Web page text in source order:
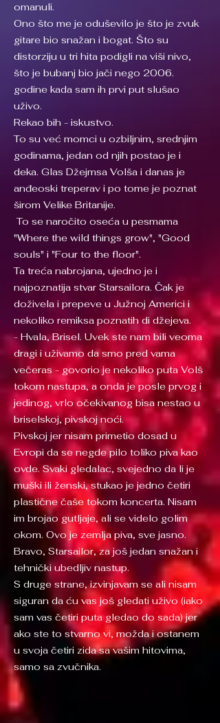
omanuli.
Ono što me je oduševilo je što je zvuk
gitare bio snažan i bogat. Što su
distorziju u tri hita podigli na viši nivo,
što je bubanj bio jači nego 2006.
godine kada sam ih prvi put slušao
uživo.
Rekao bih - iskustvo.
To su već momci u ozbiljnim, srednjim
godinama, jedan od njih postao je i
deka. Glas Džejmsa Volša i danas je
anđeoski treperav i po tome je poznat
širom Velike Britanije.
To se naročito oseća u pesmama
"Where the wild things grow", "Good
souls" i "Four to the floor".
Ta treća nabrojana, ujedno je i
najpoznatija stvar Starsailora. Čak je
doživela i prepeve u Južnoj Americi i
nekoliko remiksa poznatih di džejeva.
- Hvala, Brisel. Uvek ste nam bili veoma
dragi i uživamo da smo pred vama
večeras - govorio je nekoliko puta Volš
tokom nastupa, a onda je posle prvog i
jedinog, vrlo očekivanog bisa nestao u
briselskoj, pivskoj noći.
Pivskoj jer nisam primetio dosad u
Evropi da se negde pilo toliko piva kao
ovde. Svaki gledalac, svejedno da li je
muški ili ženski, stukao je jedno četiri
plastične čaše tokom koncerta. Nisam
im brojao gutljaje, ali se videlo golim
okom. Ovo je zemlja piva, sve jasno.
Bravo, Starsailor, za još jedan snažan i
tehnički ubedljiv nastup.
S druge strane, izvinjavam se ali nisam
siguran da ću vas još gledati uživo (iako
sam vas četiri puta gledao do sada) jer
ako ste to stvarno vi, možda i ostanem
u svoja četiri zida sa vašim hitovima,
samo sa zvučnika.